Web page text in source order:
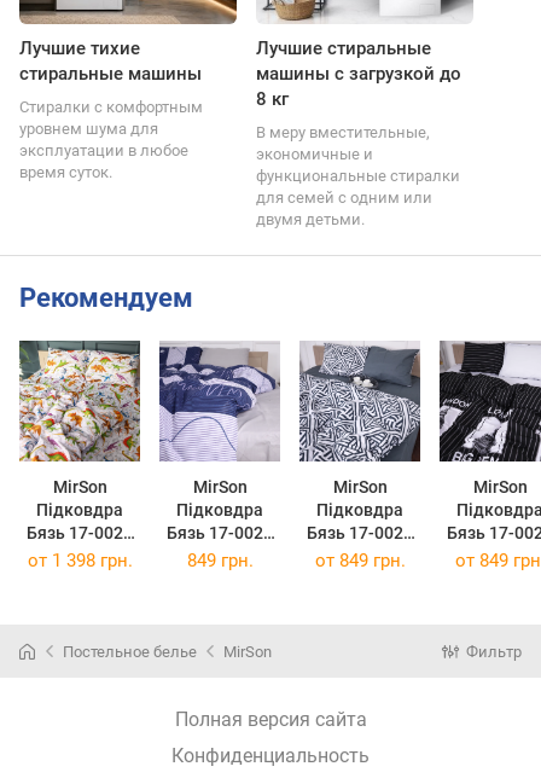
Лучшие тихие
стиральные машины
Стиралки с комфортным
уровнем шума для
эксплуатации в любое
время суток.
Лучшие стиральные
машины с загрузкой до
8 кг
В меру вместительные,
экономичные и
функциональные стиралки
для семей с одним или
двумя детьми.
Рекомендуем
MirSon
Підковдра
Бязь 17-0022
Onofre 220 x
MirSon
Підковдра
Бязь 17-0023
Isaac 143 x 210
MirSon
Підковдра
Бязь 17-0026
Achiles 143 x
MirSon
Бязь 17-
Beltrao
от 1 398 грн. 849 грн. от 849 грн. от 849
Постельное белье MirSon Фильтр
Полная версия сайта
Конфиденциальность